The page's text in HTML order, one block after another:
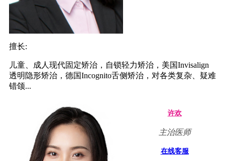
擅长:
儿童、成人现代固定矫治，自锁轻力矫治，美国Invisalign
透明隐形矫治，德国Incognito舌侧矫治，对各类复杂、疑难
错颌...
许欢
主治医师
在线客服